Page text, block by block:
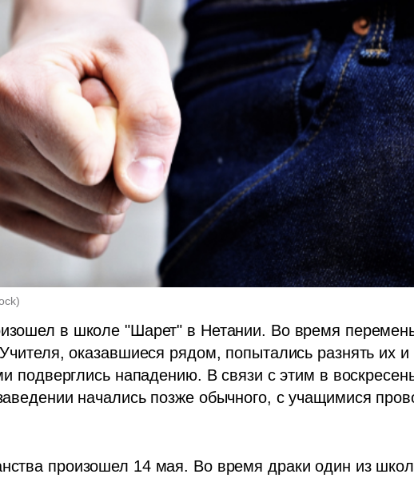
)
в школе "Шарет" в Нетании. Во время
оказавшиеся рядом, попытались разнять их и
подверглись нападению. В связи с этим в
начались позже обычного, с учащимися
произошел 14 мая. Во время драки один из